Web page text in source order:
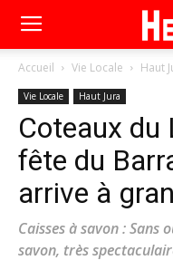
Accueil Vie Locale Haut
Vie Locale Haut Jura
Coteaux du
fête du
arrive à
Caisses à savon : Sans
savon, très